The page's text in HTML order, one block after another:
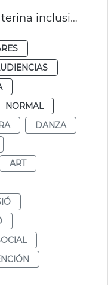
Subvención Amics de Caterina inclusión
NORMAL
DANZA
ART